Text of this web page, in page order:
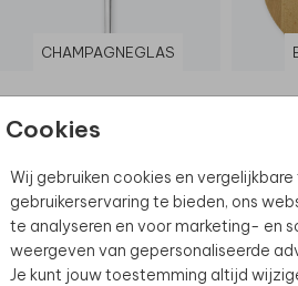
Cookies
Wij gebruiken cookies en
gebruikerservaring te bieden, ons
te analyseren en voor marketing- en
weergeven van gepersonaliseerde
Je kunt jouw toestemming altijd
CHAMPAGNEGLAS